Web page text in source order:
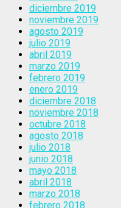
diciembre 2019
noviembre 2019
agosto 2019
julio 2019
abril 2019
marzo 2019
febrero 2019
enero 2019
diciembre 2018
noviembre 2018
octubre 2018
agosto 2018
julio 2018
junio 2018
mayo 2018
abril 2018
marzo 2018
febrero 2018